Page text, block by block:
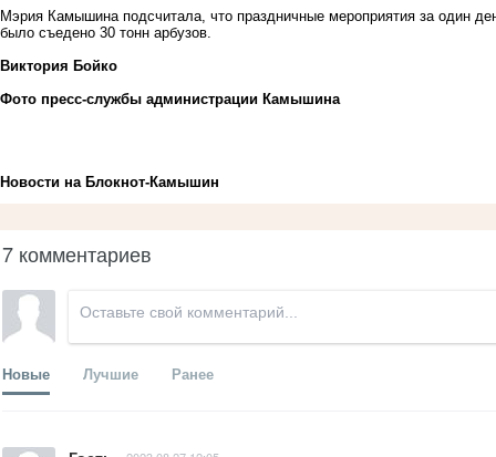
Мэрия Камышина подсчитала, что праздничные мероприятия за один
было съедено 30 тонн арбузов.
Виктория Бойко
Фото пресс-службы администрации Камышина
Новости на Блoкнoт-Камышин
7 комментариев
Новые Лучшие Ранее